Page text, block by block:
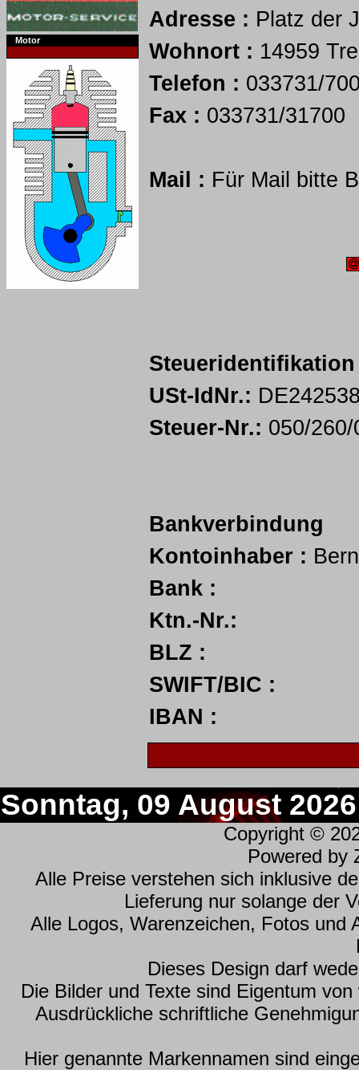
Motor
Adresse : Platz der
Wohnort : 14959
Telefon : 033731/
Fax : 033731/31700
Mail : Für Mail bitte
Steueridentifikation
USt-IdNr.:
Steuer-Nr.: 050/260/
Bankverbindung
Kontoinhaber :
Bank :
Ktn.-Nr.:
BLZ :
SWIFT/BIC :
IBAN :
Sonntag, 09 August 2026
Copyright ©
Powered by
Alle Preise verstehen sich inklusive
Lieferung nur solange der
Alle Logos, Warenzeichen, Fotos und
Dieses Design darf
Die Bilder und Texte sind Eigentum
Ausdrückliche schriftliche
Hier genannte Markennamen sind